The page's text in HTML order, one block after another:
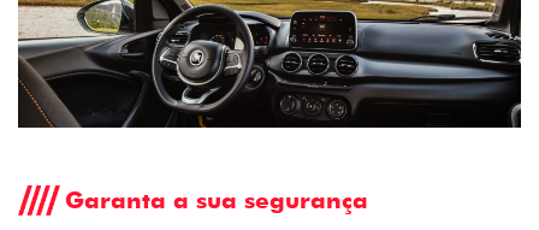
Garanta a sua segurança